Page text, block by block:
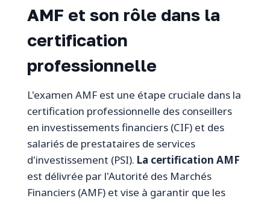
AMF et son rôle dans la
certification
professionnelle
L'examen AMF est une étape cruciale dans la
certification professionnelle des conseillers
en investissements financiers (CIF) et des
salariés de prestataires de services
d'investissement (PSI). La certification AMF
est délivrée par l'Autorité des Marchés
Financiers (AMF) et vise à garantir que les